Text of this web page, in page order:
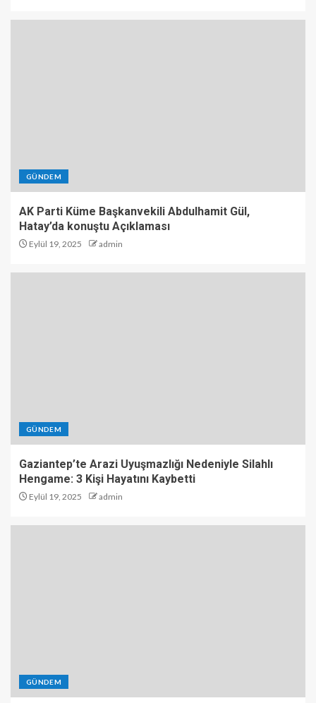
GÜNDEM
AK Parti Küme Başkanvekili Abdulhamit Gül,
Hatay’da konuştu Açıklaması
Eylül 19, 2025 admin
GÜNDEM
Gaziantep’te Arazi Uyuşmazlığı Nedeniyle Silahlı
Hengame: 3 Kişi Hayatını Kaybetti
Eylül 19, 2025 admin
GÜNDEM